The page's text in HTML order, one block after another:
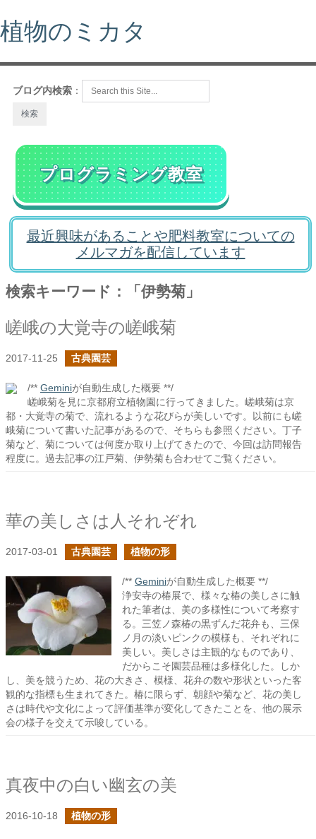
植物のミカタ
ブログ内検索 ：
プログラミング教室
最近興味があることや肥料教室についての
メルマガを配信しています
検索キーワード：「伊勢菊」
嵯峨の大覚寺の嵯峨菊
2017-11-25 古典園芸
/** Geminiが自動生成した概要 **/
嵯峨菊を見に京都府立植物園に行ってきました。嵯峨菊は京
都・大覚寺の菊で、流れるような花びらが美しいです。以前にも嵯
峨菊について書いた記事があるので、そちらも参照ください。丁子
菊など、菊については何度か取り上げてきたので、今回は訪問報告
程度に。過去記事の江戸菊、伊勢菊も合わせてご覧ください。
華の美しさは人それぞれ
2017-03-01 古典園芸 植物の形
/** Geminiが自動生成した概要 **/
浄安寺の椿展で、様々な椿の美しさに触
れた筆者は、美の多様性について考察す
る。三笠ノ森椿の黒ずんだ花弁も、三保
ノ月の淡いピンクの模様も、それぞれに
美しい。美しさは主観的なものであり、
だからこそ園芸品種は多様化した。しか
し、美を競うため、花の大きさ、模様、花弁の数や形状といった客
観的な指標も生まれてきた。椿に限らず、朝顔や菊など、花の美し
さは時代や文化によって評価基準が変化してきたことを、他の展示
会の様子を交えて示唆している。
真夜中の白い幽玄の美
2016-10-18 植物の形